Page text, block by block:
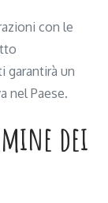
con le
garantirà un
nel Paese.
dei